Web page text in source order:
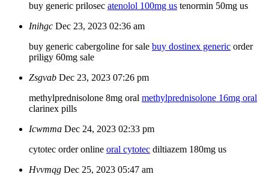
buy generic prilosec atenolol 100mg us tenormin 50mg us
Inihgc Dec 23, 2023 02:36 am
buy generic cabergoline for sale buy dostinex generic order
priligy 60mg sale
Zsgvab Dec 23, 2023 07:26 pm
methylprednisolone 8mg oral methylprednisolone 16mg oral
clarinex pills
Icwmma Dec 24, 2023 02:33 pm
cytotec order online oral cytotec diltiazem 180mg us
Hvvmqg Dec 25, 2023 05:47 am